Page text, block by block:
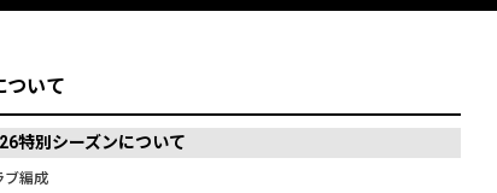
ついて
特別シーズンについて
ブ編成